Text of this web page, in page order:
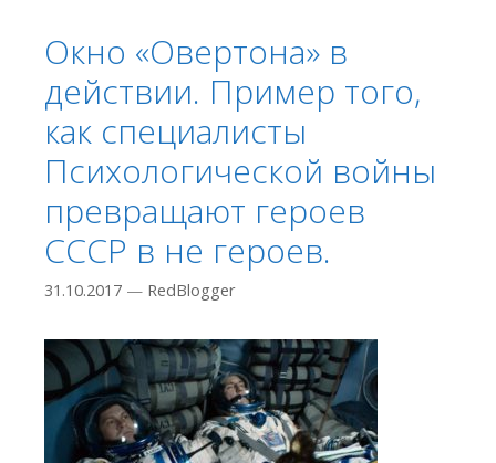
Окно «Овертона» в
действии. Пример того,
как специалисты
Психологической войны
превращают героев
СССР в не героев.
31.10.2017 — RedBlogger